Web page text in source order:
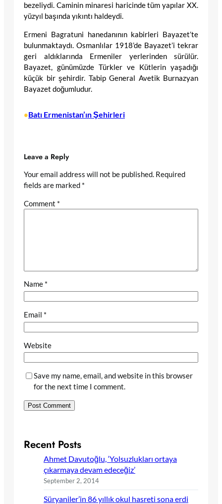
bezeliydi. Caminin minaresi haricinde tüm yapılar XX.
yüzyıl başında yıkıntı haldeydi.
Ermeni Bagratuni hanedanının kabirleri Bayazet’te
bulunmaktaydı. Osmanlılar 1918’de Bayazet’i tekrar
geri aldıklarında Ermeniler yerlerinden sürülür.
Bayazet, günümüzde Türkler ve Kütlerin yaşadığı
küçük bir şehirdir. Tabip General Avetik Burnazyan
Bayazet doğumludur.
•Batı Ermenistan’ın Şehirleri
Leave a Reply
Your email address will not be published. Required
fields are marked *
Comment *
Name *
Email *
Website
Save my name, email, and website in this browser
for the next time I comment.
Recent Posts
Ahmet Davutoğlu, ‘Yolsuzlukları ortaya
çıkarmaya devam edeceğiz’
September 2, 2014
Süryaniler’in 86 yıllık okul hasreti sona erdi